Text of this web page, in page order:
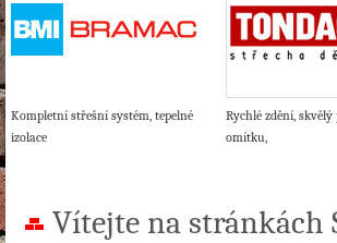
Kompletní střešní systém, tepelné
izolace
Rychlé zdění,
omítku,
Vítejte na stránkách